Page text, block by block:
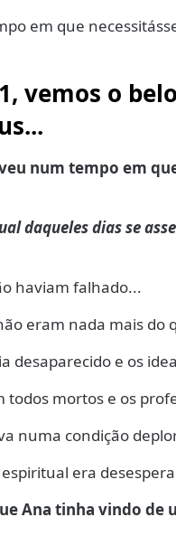
em que
vemos o
num tempo em
daqueles dias se
haviam falhado...
eram nada mais do
desaparecido e os
todos mortos e os
numa condição
era
Ana tinha vindo